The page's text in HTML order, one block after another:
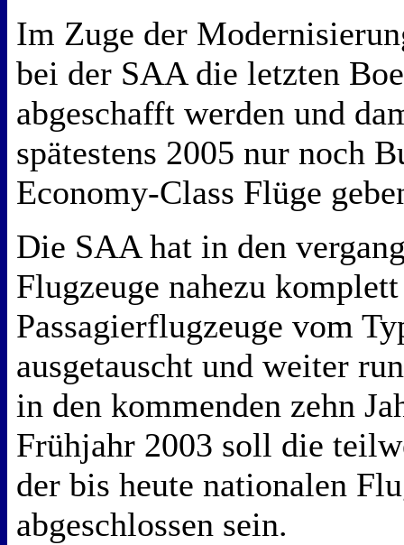
Im Zuge der
bei der SAA die letzten
abgeschafft werden und
spätestens 2005 nur noch
Economy-Class Flüge
Die SAA hat in den
Flugzeuge nahezu
Passagierflugzeuge vom
ausgetauscht und weiter
in den kommenden zehn
Frühjahr 2003 soll die
der bis heute nationalen
abgeschlossen sein.